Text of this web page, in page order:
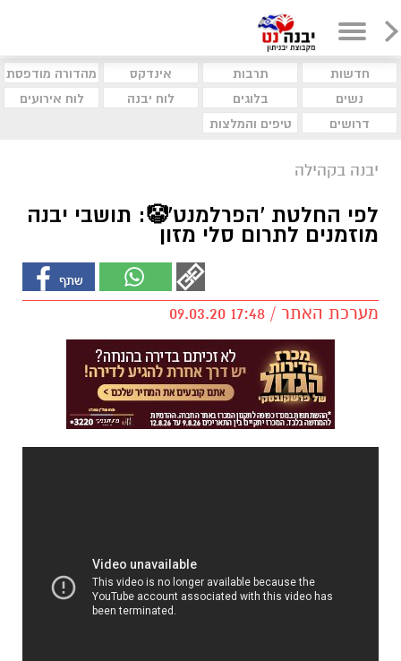
חדשות תרבות אינדקס
מהדורה מודפסת
נשים
בלוגים לוח יבנה
לוח אירועים
דרושים
טיפים והמלצות
יבנה בקהילה
לפי החלטת 'הפרלמנט'🤡: תושבי יבנה
מוזמנים לתרום סלי מזון
מערכת האתר / 17:48 09.03.20